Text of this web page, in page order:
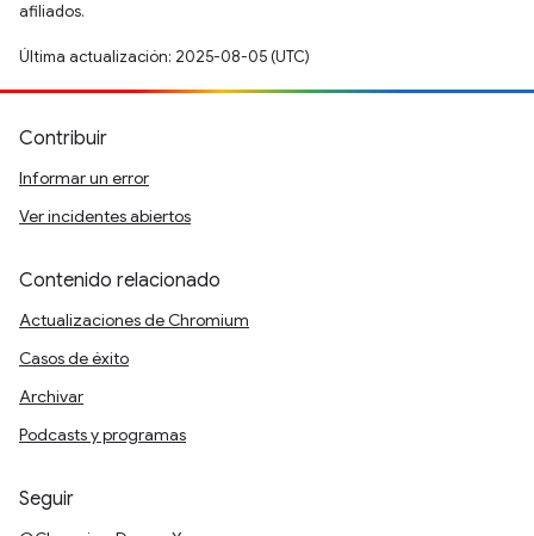
afiliados.
Última actualización: 2025-08-05 (UTC)
Contribuir
Informar un error
Ver incidentes abiertos
Contenido relacionado
Actualizaciones de Chromium
Casos de éxito
Archivar
Podcasts y programas
Seguir